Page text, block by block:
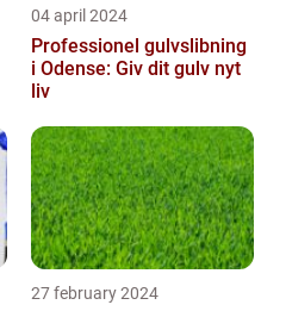
04 april 2024
Professionel gulvslibning
i Odense: Giv dit gulv nyt
liv
27 february 2024